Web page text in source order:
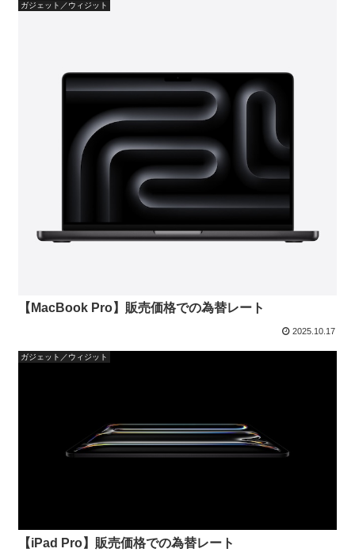
ガジェット／ウィジット
【MacBook Pro】販売価格での為替レート
2025.10.17
ガジェット／ウィジット
【iPad Pro】販売価格での為替レート